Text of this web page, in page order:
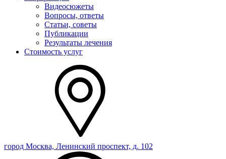
Видеосюжеты
Вопросы, ответы
Статьи, советы
Публикации
Результаты лечения
Стоимость услуг
город Москва, Ленинский проспект, д. 102